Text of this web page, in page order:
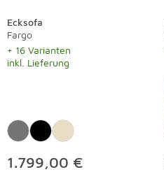
Ecksofa
Fargo
+ 16 Varianten
inkl. Lieferung
1.799,00 €